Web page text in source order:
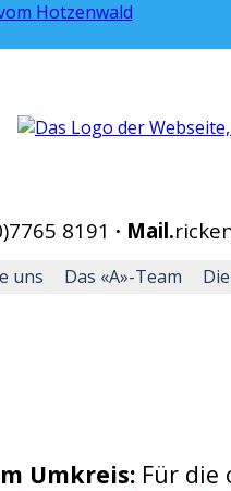
8191 · Mail.
uns Das «A»-Team
Umkreis: Für die